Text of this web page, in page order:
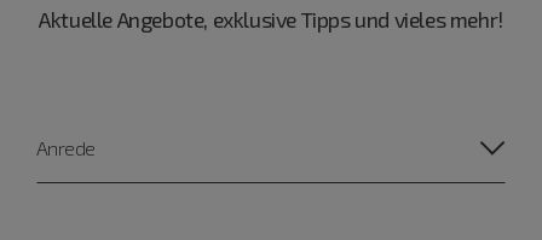
Aktuelle Angebote, exklusive Tipps und vieles mehr!
Anrede